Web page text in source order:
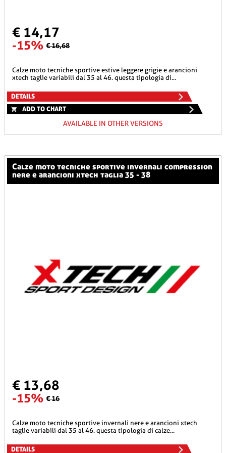
€ 14,17
-15% € 16,68
calze moto tecniche sportive estive leggere grigie e arancioni
xtech taglie variabili dal 35 al 46. questa tipologia di...
DETAILS
ADD TO CHART
AVAILABLE IN OTHER VERSIONS
calze moto tecniche sportive invernali compression
nere e arancioni xtech taglia 35 - 38
€ 13,68
-15% € 16
calze moto tecniche sportive invernali nere e arancioni xtech
taglie variabili dal 35 al 46. questa tipologia di calze...
DETAILS